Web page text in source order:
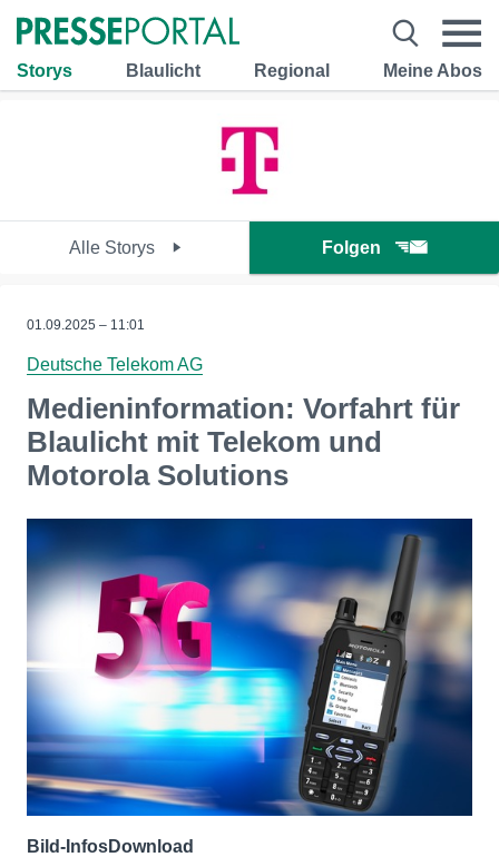
Storys Blaulicht Regional Meine Abos
Alle Storys Folgen
01.09.2025 – 11:01
Deutsche Telekom AG
Medieninformation: Vorfahrt für
Blaulicht mit Telekom und
Motorola Solutions
Bild-InfosDownload